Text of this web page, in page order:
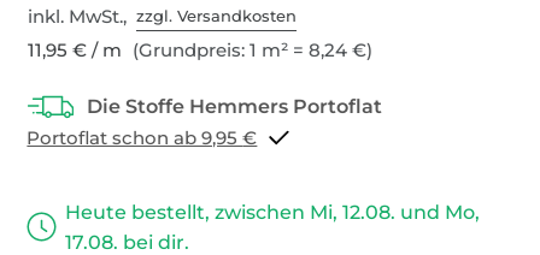
inkl. MwSt.,zzgl. Versandkosten
11,95 € / m (Grundpreis: 1 m² = 8,24 €)
Portoflat schon ab 9,95 €
Heute bestellt, zwischen Mi, 12.08. und Mo,
17.08. bei dir.